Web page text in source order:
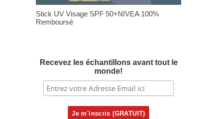
Stick UV Visage SPF 50+NIVEA 100%
Remboursé
Recevez les échantillons avant tout le
monde!